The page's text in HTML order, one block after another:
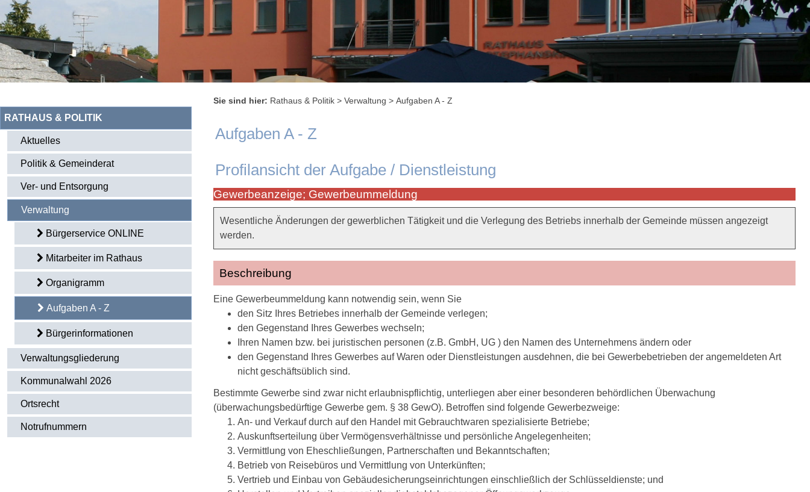
RATHAUS & POLITIK
Aktuelles
Politik & Gemeinderat
Ver- und Entsorgung
Verwaltung
Bürgerservice ONLINE
Mitarbeiter im Rathaus
Organigramm
Aufgaben A - Z
Bürgerinformationen
Verwaltungsgliederung
Kommunalwahl 2026
Ortsrecht
Notrufnummern
Sie sind hier: Rathaus & Politik > Verwaltung > Aufgaben A - Z
Aufgaben A - Z
Profilansicht der Aufgabe / Dienstleistung
Gewerbeanzeige; Gewerbeummeldung
Wesentliche Änderungen der gewerblichen Tätigkeit und die Verlegung des Betriebs innerhalb der Gemeinde müssen angezeigt
werden.
Beschreibung
Eine Gewerbeummeldung kann notwendig sein, wenn Sie
den Sitz Ihres Betriebes innerhalb der Gemeinde verlegen;
den Gegenstand Ihres Gewerbes wechseln;
Ihren Namen bzw. bei juristischen personen (z.B. GmbH, UG ) den Namen des Unternehmens ändern oder
den Gegenstand Ihres Gewerbes auf Waren oder Dienstleistungen ausdehnen, die bei Gewerbebetrieben der angemeldeten Art
nicht geschäftsüblich sind.
Bestimmte Gewerbe sind zwar nicht erlaubnispflichtig, unterliegen aber einer besonderen behördlichen Überwachung
(überwachungsbedürftige Gewerbe gem. § 38 GewO). Betroffen sind folgende Gewerbezweige:
An- und Verkauf durch auf den Handel mit Gebrauchtwaren spezialisierte Betriebe;
Auskunftserteilung über Vermögensverhältnisse und persönliche Angelegenheiten;
Vermittlung von Eheschließungen, Partnerschaften und Bekanntschaften;
Betrieb von Reisebüros und Vermittlung von Unterkünften;
Vertrieb und Einbau von Gebäudesicherungseinrichtungen einschließlich der Schlüsseldienste; und